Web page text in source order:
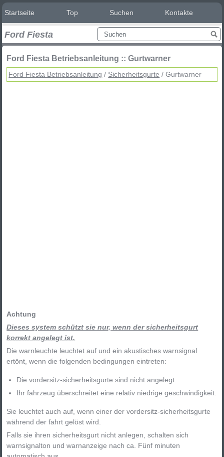
Startseite Top Suchen Kontakte
Ford Fiesta
Ford Fiesta Betriebsanleitung :: Gurtwarner
Ford Fiesta Betriebsanleitung / Sicherheitsgurte / Gurtwarner
Achtung
Dieses system schützt sie nur, wenn der sicherheitsgurt
korrekt angelegt ist.
Die warnleuchte leuchtet auf und ein akustisches warnsignal
ertönt, wenn die folgenden bedingungen eintreten:
Die vordersitz-sicherheitsgurte sind nicht angelegt.
Ihr fahrzeug überschreitet eine relativ niedrige geschwindigkeit.
Sie leuchtet auch auf, wenn einer der vordersitz-sicherheitsgurte
während der fahrt gelöst wird.
Falls sie ihren sicherheitsgurt nicht anlegen, schalten sich
warnsignalton und warnanzeige nach ca. Fünf minuten